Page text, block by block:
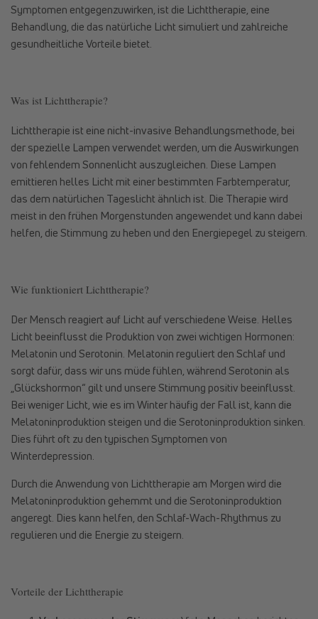
Symptomen entgegenzuwirken, ist die Lichttherapie, eine
Behandlung, die das natürliche Licht simuliert und zahlreiche
gesundheitliche Vorteile bietet.
Was ist Lichttherapie?
Lichttherapie ist eine nicht-invasive Behandlungsmethode, bei
der spezielle Lampen verwendet werden, um die Auswirkungen
von fehlendem Sonnenlicht auszugleichen. Diese Lampen
emittieren helles Licht mit einer bestimmten Farbtemperatur,
das dem natürlichen Tageslicht ähnlich ist. Die Therapie wird
meist in den frühen Morgenstunden angewendet und kann dabei
helfen, die Stimmung zu heben und den Energiepegel zu steigern.
Wie funktioniert Lichttherapie?
Der Mensch reagiert auf Licht auf verschiedene Weise. Helles
Licht beeinflusst die Produktion von zwei wichtigen Hormonen:
Melatonin und Serotonin. Melatonin reguliert den Schlaf und
sorgt dafür, dass wir uns müde fühlen, während Serotonin als
„Glückshormon“ gilt und unsere Stimmung positiv beeinflusst.
Bei weniger Licht, wie es im Winter häufig der Fall ist, kann die
Melatoninproduktion steigen und die Serotoninproduktion sinken.
Dies führt oft zu den typischen Symptomen von
Winterdepression.
Durch die Anwendung von Lichttherapie am Morgen wird die
Melatoninproduktion gehemmt und die Serotoninproduktion
angeregt. Dies kann helfen, den Schlaf-Wach-Rhythmus zu
regulieren und die Energie zu steigern.
Vorteile der Lichttherapie